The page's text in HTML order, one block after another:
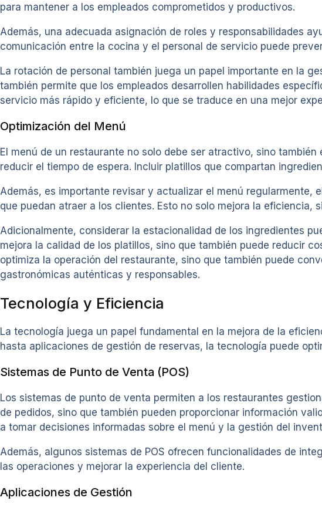
para mantener a los empleados comprometidos y productivos.
Además, una adecuada asignación de roles y responsabilidades
comunicación entre la cocina y el personal de servicio puede
La rotación de personal también juega un papel importante en la
también permite que los empleados desarrollen habilidades
servicio más rápido y eficiente, lo que se traduce en una mejor
Optimización del Menú
El menú de un restaurante no solo debe ser atractivo, sino
reducir el tiempo de espera. Incluir platillos que compartan
Además, es importante revisar y actualizar el menú regularmente,
que puedan atraer a los clientes. Esto no solo mejora la eficiencia,
Adicionalmente, considerar la estacionalidad de los ingredientes
mejora la calidad de los platillos, sino que también puede reducir
optimiza la operación del restaurante, sino que también puede
gastronómicas auténticas y responsables.
Tecnología y Eficiencia
La tecnología juega un papel fundamental en la mejora de la
hasta aplicaciones de gestión de reservas, la tecnología puede
Sistemas de Punto de Venta (POS)
Los sistemas de punto de venta permiten a los restaurantes
de pedidos, sino que también pueden proporcionar información
a tomar decisiones informadas sobre el menú y la gestión del
Además, algunos sistemas de POS ofrecen funcionalidades de
las operaciones y mejorar la experiencia del cliente.
Aplicaciones de Gestión